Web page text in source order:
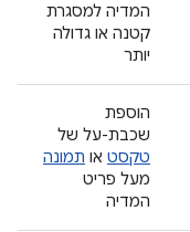
המדיה למסגרת
קטנה או גדולה
יותר
הוספת
שכבת-על של
טקסט או תמונה
מעל פריט
המדיה